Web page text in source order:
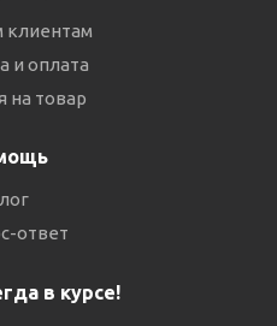
и оплата
на товар
ответ
в курсе!